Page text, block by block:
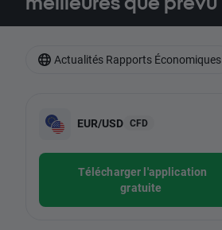
EUR/USD CFD
Télécharger l'application
gratuite
Actualités Rapports Économiques